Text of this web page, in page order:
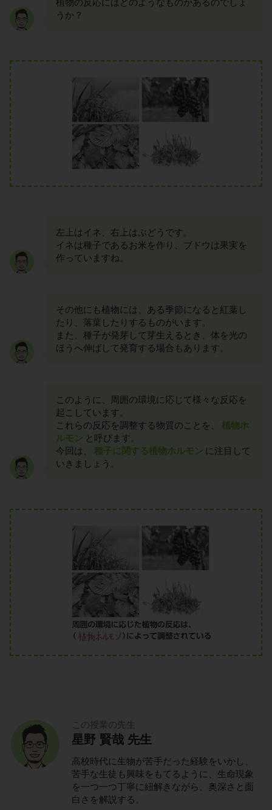
うか？
左上はイネ、右上はぶどうです。
イネは種子であるお米を作り、ブドウは果実を
作っていますね。
その他にも植物には、ある季節になると紅葉し
たり、落葉したりするものがいます。
また、種子が発芽して芽生えるとき、体を光の
ほうへ伸ばして発育する場合もあります。
このように、周囲の環境に応じて様々な反応を
起こしています。
これらの反応を調整する物質のことを、
植物ホ
ルモン と呼びます。
今回は、
種子に関する植物ホルモン に注目して
いきましょう。
この授業の先生
星野 賢哉 先生
高校時代に生物が苦手だった経験をいかし、
苦手な生徒も興味をもてるように、生命現象
を一つ一つ丁寧に紐解きながら、奥深さと面
白さを解説する。